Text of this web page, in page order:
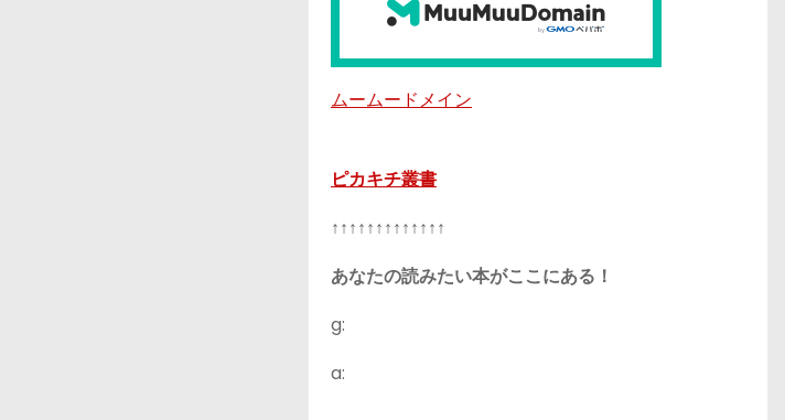
ムームードメイン
ピカキチ叢書
↑↑↑↑↑↑↑↑↑↑↑↑↑
あなたの読みたい本がここにある！
g:
a: